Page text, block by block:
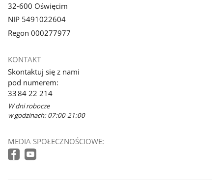
32-600 Oświęcim
NIP 5491022604
Regon 000277977
KONTAKT
Skontaktuj się z nami
pod numerem:
33 84 22 214
W dni robocze
w godzinach: 07:00-21:00
MEDIA SPOŁECZNOŚCIOWE: